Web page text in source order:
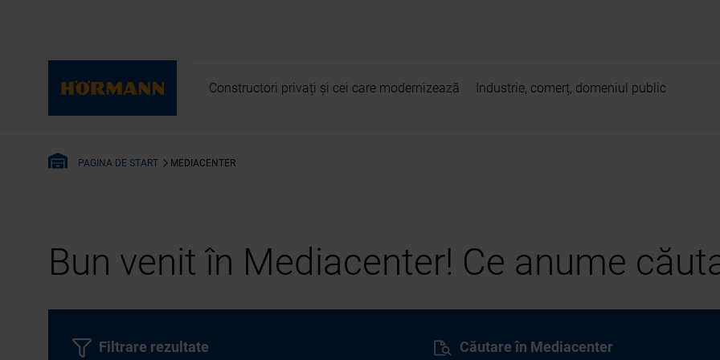
Constructori privați și cei care modernizează Industrie, comerț, domeniul public
PAGINA DE START MEDIACENTER
Bun venit în Mediacenter! Ce anume
Căutare în Mediacenter
Filtrare rezultate